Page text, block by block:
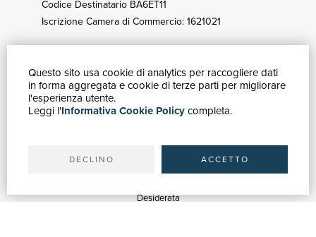
Questo sito usa cookie di analytics per raccogliere dati
in forma aggregata e cookie di terze parti per migliorare
l'esperienza utente.
Leggi l'Informativa Cookie Policycompleta.
DECLINO ACCETTO
Codice Destinatario BA6ET11
Iscrizione Camera di Commercio: 1621021
GUIDA ACQUISTI
Catalogo
Ricerca avanzata
Spedizioni
Desiderata